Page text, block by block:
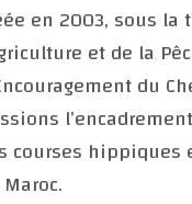
Créée en 2003,
l’Agriculture et de
d’Encouragement
missions
des courses
au Maroc.